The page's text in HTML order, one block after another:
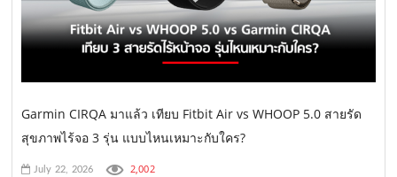
Garmin CIRQA มาแล้ว เทียบ Fitbit Air vs WHOOP 5.0 สายรัด
สุขภาพไร้จอ 3 รุ่น แบบไหนเหมาะกับใคร?
July 22, 2026 2,002